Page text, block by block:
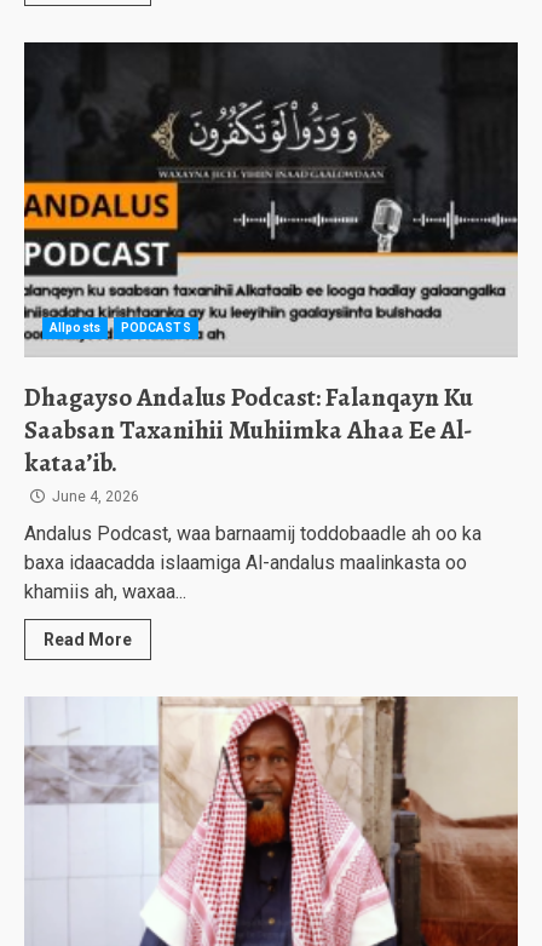
Allposts PODCASTS
Dhagayso Andalus Podcast: Falanqayn Ku
Saabsan Taxanihii Muhiimka Ahaa Ee Al-
kataa’ib.
June 4, 2026
Andalus Podcast, waa barnaamij toddobaadle ah oo ka
baxa idaacadda islaamiga Al-andalus maalinkasta oo
khamiis ah, waxaa...
Read More